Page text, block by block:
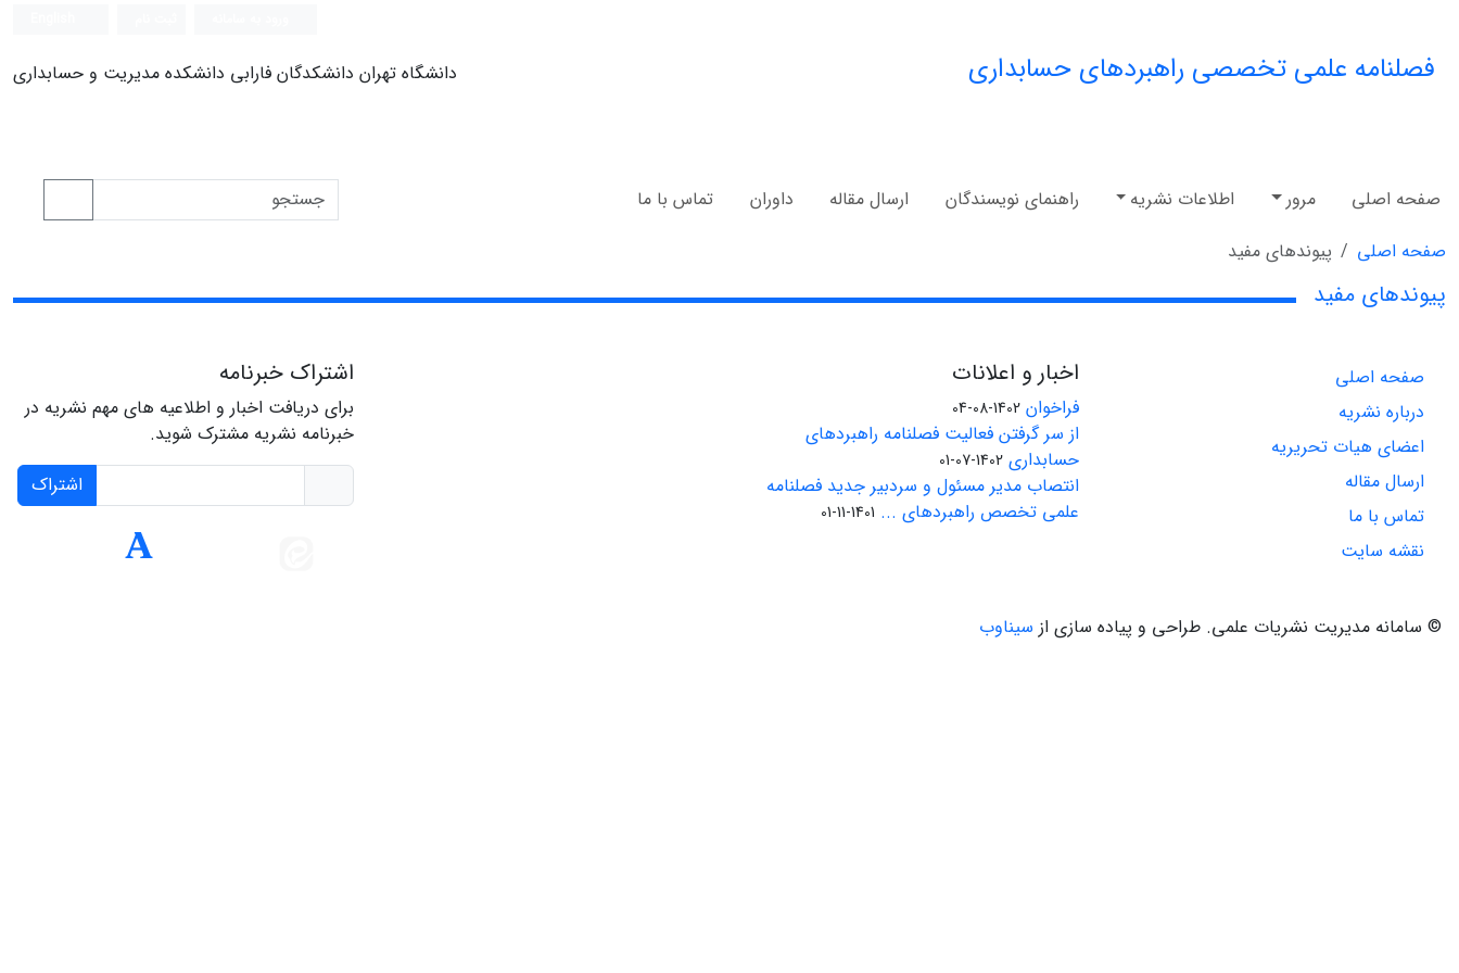
فصلنامه علمی تخصصی راهبردهای حسابداری دانشگاه تهران دانشکدگان فارابی دانشکده مدیریت و حسابداری
صفحه اصلی مرور اطلاعات نشریه راهنمای نویسندگان ارسال مقاله داوران
تماس با ما
صفحه اصلی
پیوندهای مفید
پیوندهای مفید
صفحه اصلی
درباره نشریه
اعضای هیات تحریریه
ارسال مقاله
تماس با ما
نقشه سایت
اخبار و اعلانات
فراخوان 1402-08-04
از سر گرفتن فعالیت فصلنامه راهبردهای
حسابداری 1402-07-01
انتصاب مدیر مسئول و سردبیر جدید فصلنامه
علمی تخصص راهبردهای ... 1401-11-01
اشتراک خبرنامه
برای دریافت اخبار و اطلاعیه های مهم نشریه در
خبرنامه نشریه مشترک شوید.
اشتراک
© سامانه مدیریت نشریات علمی. طراحی و پیاده سازی از سیناوب